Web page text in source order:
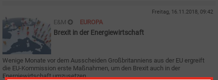
Freitag, 16.11.2018, 09:42
E&M EUROPA
Brexit in der Energiewirtschaft
Wenige Monate vor dem Ausscheiden Großbritanniens aus der EU ergreift
die EU-Kommission erste Maßnahmen, um den Brexit auch in der
Energiewirtschaft umzusetzen.